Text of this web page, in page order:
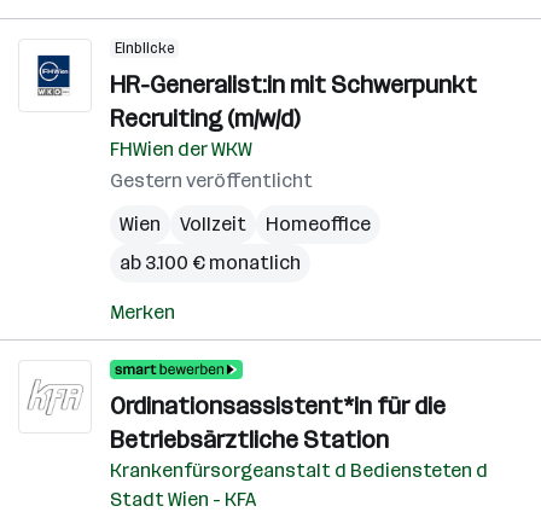
Einblicke
HR-Generalist:in mit Schwerpunkt
Recruiting (m/w/d)
FHWien der WKW
Gestern veröffentlicht
Wien
Vollzeit
Homeoffice
ab 3.100 € monatlich
Merken
Ordinationsassistent*in für die
Betriebsärztliche Station
Krankenfürsorgeanstalt d Bediensteten d
Stadt Wien - KFA